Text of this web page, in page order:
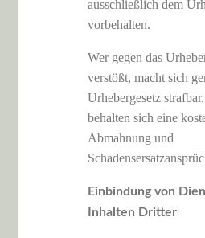
ausschließlich dem
vorbehalten.
Wer gegen das
verstößt, macht sich
Urhebergesetz
behalten sich eine
Abmahnung und
Einbindung von
Inhalten Dritter